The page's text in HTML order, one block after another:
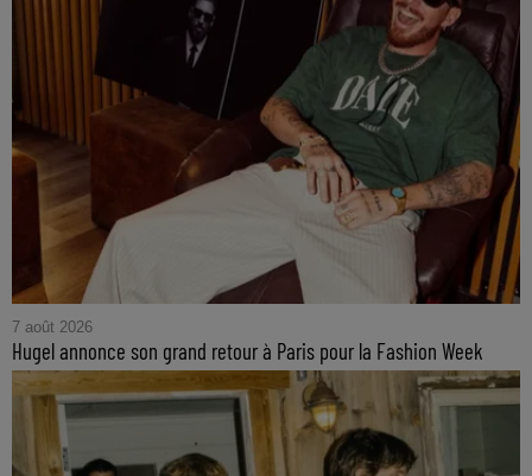
7 août 2026
Hugel annonce son grand retour à Paris pour la Fashion Week